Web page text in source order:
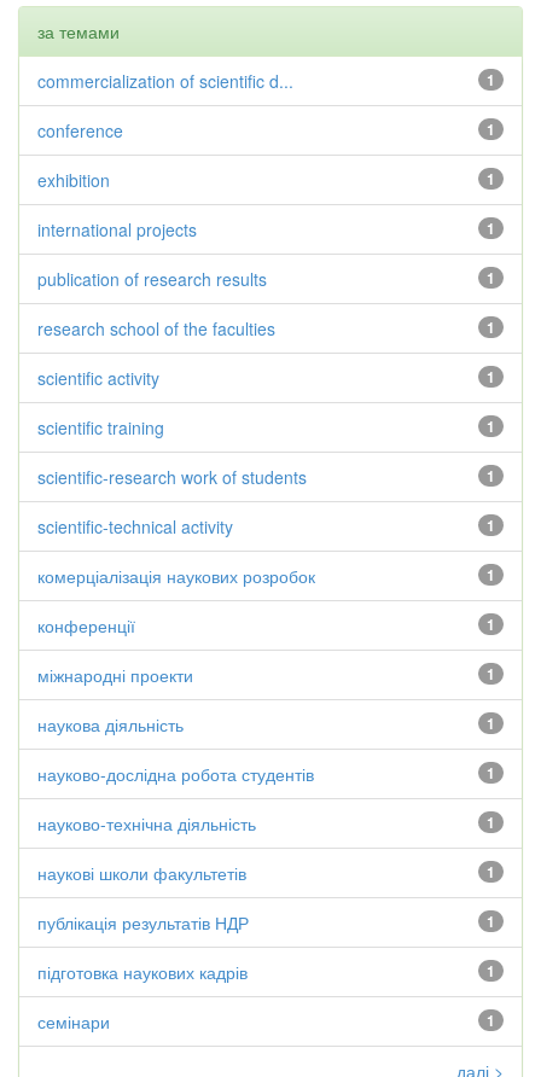
за темами
1
commercialization of scientific d...
1
conference
1
exhibition
1
international projects
1
publication of research results
1
research school of the faculties
1
scientific activity
1
scientific training
1
scientific-research work of students
1
scientific-technical activity
1
комерціалізація наукових розробок
1
конференції
1
міжнародні проекти
1
наукова діяльність
1
науково-дослідна робота студентів
1
науково-технічна діяльність
1
наукові школи факультетів
1
публікація результатів НДР
1
підготовка наукових кадрів
1
семінари
далі >